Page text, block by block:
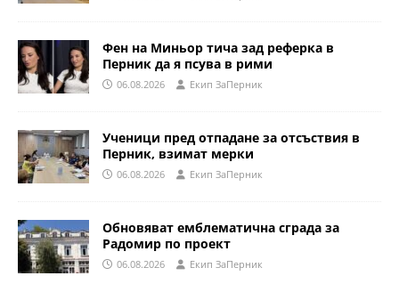
Фен на Миньор тича зад реферка в
Перник да я псува в рими
06.08.2026 Eкип ЗаПерник
Ученици пред отпадане за отсъствия в
Перник, взимат мерки
06.08.2026 Eкип ЗаПерник
Обновяват емблематична сграда за
Радомир по проект
06.08.2026 Eкип ЗаПерник